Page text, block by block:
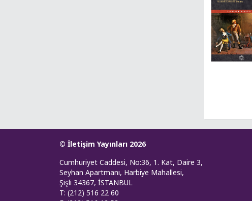
© İletişim Yayınları 2026
Cumhuriyet Caddesi, No:36, 1. Kat, Daire 3,
Seyhan Apartmanı, Harbiye Mahallesi,
Şişli 34367, İSTANBUL
T: (212) 516 22 60